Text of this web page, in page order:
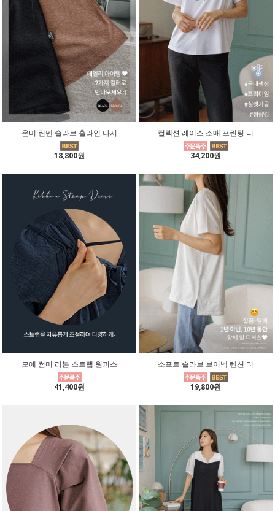
온미 린넨 슬라브 훌라인 나시
18,800원
컬렉션 레이스 소매 프린팅 티
34,200원
모에 썸머 리본 스트랩 원피스
41,400원
소프트 슬라브 브이넥 텐션 티
19,800원